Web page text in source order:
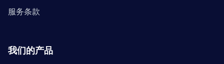
服务条款
我们的产品